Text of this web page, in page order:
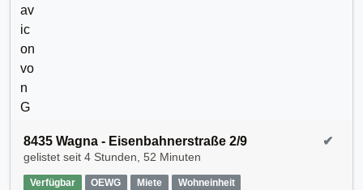
8435 Wagna - Eisenbahnerstraße 2/9
gelistet seit 4 Stunden, 52 Minuten
Verfügbar OEWG Miete Wohneinheit
✔